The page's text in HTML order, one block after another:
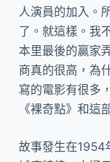
人演員的加入。
了。就這樣。我
本里最後的贏家
商真的很高，為
寫的電影有很多
《裸奇點》和這
故事發生在1954